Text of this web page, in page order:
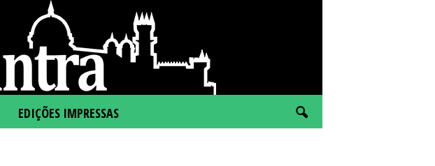
EDIÇÕES IMPRESSAS